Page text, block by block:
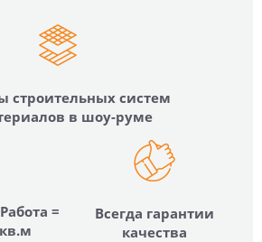
строительных систем
в шоу-руме
=
Всегда гарантии
качества